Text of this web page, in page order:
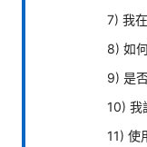
7) 我
8) 如
9) 是
10) 我
11) 使